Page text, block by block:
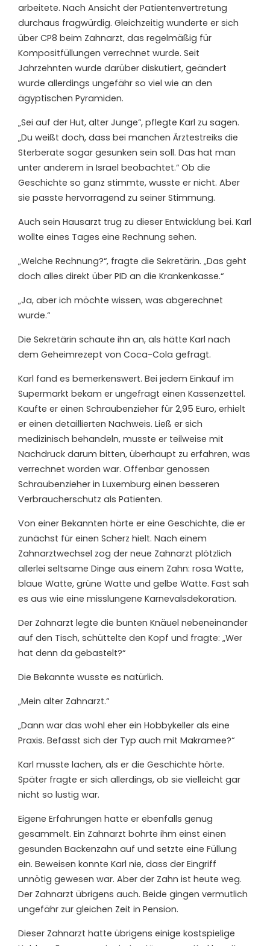
arbeitete. Nach Ansicht der Patientenvertretung
durchaus fragwürdig. Gleichzeitig wunderte er sich
über CP8 beim Zahnarzt, das regelmäßig für
Kompositfüllungen verrechnet wurde. Seit
Jahrzehnten wurde darüber diskutiert, geändert
wurde allerdings ungefähr so viel wie an den
ägyptischen Pyramiden.
„Sei auf der Hut, alter Junge“, pflegte Karl zu sagen.
„Du weißt doch, dass bei manchen Ärztestreiks die
Sterberate sogar gesunken sein soll. Das hat man
unter anderem in Israel beobachtet.“ Ob die
Geschichte so ganz stimmte, wusste er nicht. Aber
sie passte hervorragend zu seiner Stimmung.
Auch sein Hausarzt trug zu dieser Entwicklung bei. Karl
wollte eines Tages eine Rechnung sehen.
„Welche Rechnung?“, fragte die Sekretärin. „Das geht
doch alles direkt über PID an die Krankenkasse.“
„Ja, aber ich möchte wissen, was abgerechnet
wurde.“
Die Sekretärin schaute ihn an, als hätte Karl nach
dem Geheimrezept von Coca-Cola gefragt.
Karl fand es bemerkenswert. Bei jedem Einkauf im
Supermarkt bekam er ungefragt einen Kassenzettel.
Kaufte er einen Schraubenzieher für 2,95 Euro, erhielt
er einen detaillierten Nachweis. Ließ er sich
medizinisch behandeln, musste er teilweise mit
Nachdruck darum bitten, überhaupt zu erfahren, was
verrechnet worden war. Offenbar genossen
Schraubenzieher in Luxemburg einen besseren
Verbraucherschutz als Patienten.
Von einer Bekannten hörte er eine Geschichte, die er
zunächst für einen Scherz hielt. Nach einem
Zahnarztwechsel zog der neue Zahnarzt plötzlich
allerlei seltsame Dinge aus einem Zahn: rosa Watte,
blaue Watte, grüne Watte und gelbe Watte. Fast sah
es aus wie eine misslungene Karnevalsdekoration.
Der Zahnarzt legte die bunten Knäuel nebeneinander
auf den Tisch, schüttelte den Kopf und fragte: „Wer
hat denn da gebastelt?“
Die Bekannte wusste es natürlich.
„Mein alter Zahnarzt.“
„Dann war das wohl eher ein Hobbykeller als eine
Praxis. Befasst sich der Typ auch mit Makramee?“
Karl musste lachen, als er die Geschichte hörte.
Später fragte er sich allerdings, ob sie vielleicht gar
nicht so lustig war.
Eigene Erfahrungen hatte er ebenfalls genug
gesammelt. Ein Zahnarzt bohrte ihm einst einen
gesunden Backenzahn auf und setzte eine Füllung
ein. Beweisen konnte Karl nie, dass der Eingriff
unnötig gewesen war. Aber der Zahn ist heute weg.
Der Zahnarzt übrigens auch. Beide gingen vermutlich
ungefähr zur gleichen Zeit in Pension.
Dieser Zahnarzt hatte übrigens einige kostspielige